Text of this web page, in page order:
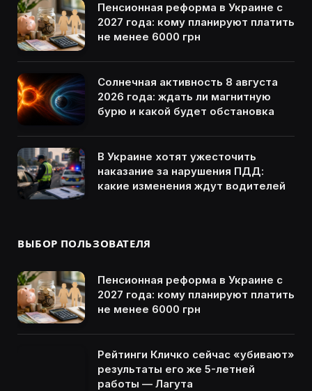
Пенсионная реформа в Украине с
2027 года: кому планируют платить
не менее 6000 грн
Солнечная активность 8 августа
2026 года: ждать ли магнитную
бурю и какой будет обстановка
В Украине хотят ужесточить
наказание за нарушения ПДД:
какие изменения ждут водителей
ВЫБОР ПОЛЬЗОВАТЕЛЯ
Пенсионная реформа в Украине с
2027 года: кому планируют платить
не менее 6000 грн
Рейтинги Кличко сейчас «убивают»
результаты его же 5-летней
работы — Лагута